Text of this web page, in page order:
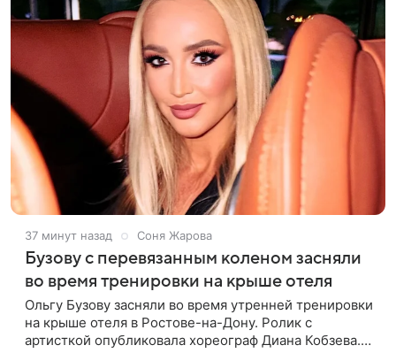
37 минут назад Соня Жарова
Бузову с перевязанным коленом засняли
во время тренировки на крыше отеля
Ольгу Бузову засняли во время утренней тренировки
на крыше отеля в Ростове-на-Дону. Ролик с
артисткой опубликовала хореограф Диана Кобзева.